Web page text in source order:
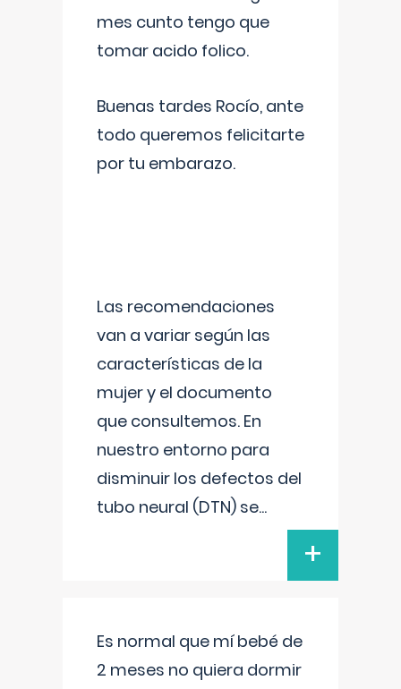
mes cunto tengo que
tomar acido folico.
Buenas tardes Rocío, ante
todo queremos felicitarte
por tu embarazo.
Las recomendaciones
van a variar según las
características de la
mujer y el documento
que consultemos. En
nuestro entorno para
disminuir los defectos del
tubo neural (DTN) se...
+
Es normal que mí bebé de
2 meses no quiera dormir